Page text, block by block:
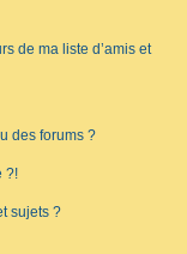
de ma liste d’amis et
des forums ?
?!
sujets ?